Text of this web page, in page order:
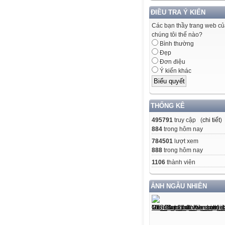
ĐIỀU TRA Ý KIẾN
Các bạn thầy trang web
chúng tôi thế nào?
Bình thường
Đẹp
Đơn điệu
Ý kiến khác
THỐNG KÊ
495791 truy cập (chi tiết)
884 trong hôm nay
784501 lượt xem
888 trong hôm nay
1106 thành viên
ẢNH NGẪU NHIÊN